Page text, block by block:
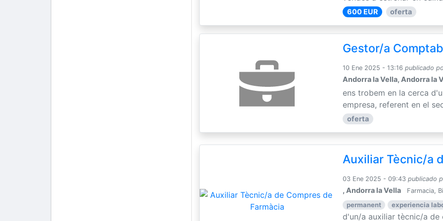
600 EUR oferta
Gestor/a
10 Ene 2025 - 13:16 publicado
Andorra la Vella, Andorra la
ens trobem en la cerca
empresa, referent en el
oferta
Auxiliar Tècnic/a
03 Ene 2025 - 09:43 publicado
, Andorra la Vella Farmacia,
permanent experiencia
d'un/a auxiliar tècnic/a de